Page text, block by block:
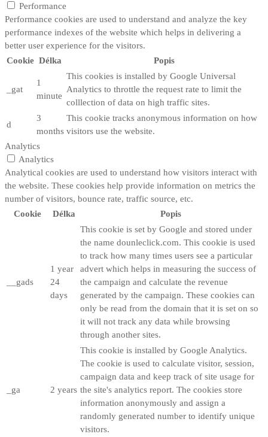
Performance
Performance cookies are used to understand and analyze the key
performance indexes of the website which helps in delivering a
better user experience for the visitors.
Cookie Délka Popis
_gat
1
minute
This cookies is installed by Google Universal
Analytics to throttle the request rate to limit the
colllection of data on high traffic sites.
d
3
months
This cookie tracks anonymous information on how
visitors use the website.
Analytics
Analytics
Analytical cookies are used to understand how visitors interact with
the website. These cookies help provide information on metrics the
number of visitors, bounce rate, traffic source, etc.
Cookie
Délka Popis
__gads
1 year
24
days
This cookie is set by Google and stored under
the name dounleclick.com. This cookie is used
to track how many times users see a particular
advert which helps in measuring the success of
the campaign and calculate the revenue
generated by the campaign. These cookies can
only be read from the domain that it is set on so
it will not track any data while browsing
through another sites.
_ga 2 years
This cookie is installed by Google Analytics.
The cookie is used to calculate visitor, session,
campaign data and keep track of site usage for
the site's analytics report. The cookies store
information anonymously and assign a
randomly generated number to identify unique
visitors.